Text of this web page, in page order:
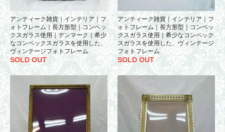
アンティーク雑貨｜インテリア｜フ
ォトフレーム｜長方形型｜コンベッ
クスガラス使用｜デンマーク｜希少
なコンベックスガラスを使用した、
ヴィンテージフォトフレーム
SOLD OUT
アンティーク雑貨｜インテリア｜フ
ォトフレーム｜長方形型｜コンベッ
クスガラス使用｜希少なコンベック
スガラスを使用した、ヴィンテージ
フォトフレーム
SOLD OUT